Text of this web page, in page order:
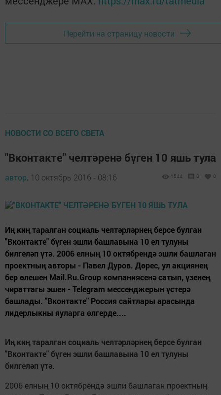
Перейти на страницу новости
НОВОСТИ СО ВСЕГО СВЕТА
"Вконтакте" челтәренә бүген 10 яшь тула
автор, 10 октябрь 2016 - 08:16 1544 0 0
Иң киң таралган социаль челтәрләрнең берсе булган
"Вконтакте" бүген эшли башлавына 10 ел тулуны
билгеләп үтә. 2006 елның 10 октябрендә эшли башлаган
проектның авторы - Павел Дуров. Дөрес, ул акциянең
бер өлешен Mail.Ru.Group компаниясенә сатып, үзенең
чираттагы эшен - Telegram мессенджерын үстерә
башлады. "Вконтакте" Россия сайтлары арасында
лидерлыкны яуларга өлгерде....
Иң киң таралган социаль челтәрләрнең берсе булган
"Вконтакте" бүген эшли башлавына 10 ел тулуны
билгеләп үтә.
2006 елның 10 октябрендә эшли башлаган проектның